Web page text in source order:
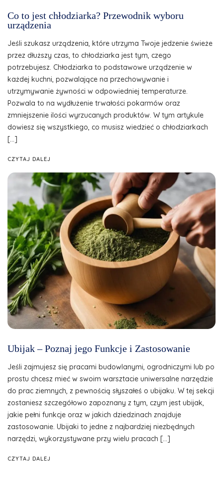
Co to jest chłodziarka? Przewodnik wyboru
urządzenia
Jeśli szukasz urządzenia, które utrzyma Twoje jedzenie świeże
przez dłuższy czas, to chłodziarka jest tym, czego
potrzebujesz. Chłodziarka to podstawowe urządzenie w
każdej kuchni, pozwalające na przechowywanie i
utrzymywanie żywności w odpowiedniej temperaturze.
Pozwala to na wydłużenie trwałości pokarmów oraz
zmniejszenie ilości wyrzucanych produktów. W tym artykule
dowiesz się wszystkiego, co musisz wiedzieć o chłodziarkach
[…]
CZYTAJ DALEJ
Ubijak – Poznaj jego Funkcje i Zastosowanie
Jeśli zajmujesz się pracami budowlanymi, ogrodniczymi lub po
prostu chcesz mieć w swoim warsztacie uniwersalne narzędzie
do prac ziemnych, z pewnością słyszałeś o ubijaku. W tej sekcji
zostaniesz szczegółowo zapoznany z tym, czym jest ubijak,
jakie pełni funkcje oraz w jakich dziedzinach znajduje
zastosowanie. Ubijaki to jedne z najbardziej niezbędnych
narzędzi, wykorzystywane przy wielu pracach […]
CZYTAJ DALEJ